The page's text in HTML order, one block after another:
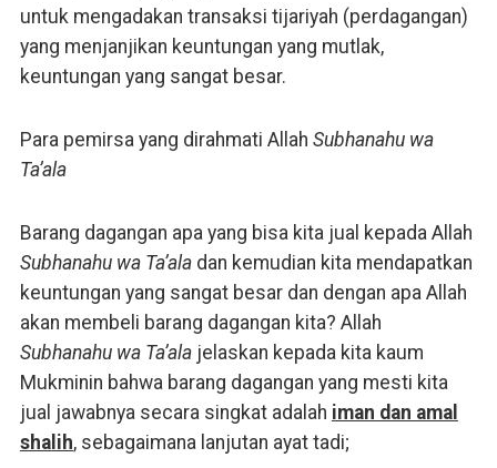
untuk mengadakan transaksi tijariyah (perdagangan)
yang menjanjikan keuntungan yang mutlak,
keuntungan yang sangat besar.
Para pemirsa yang dirahmati Allah Subhanahu wa
Ta’ala
Barang dagangan apa yang bisa kita jual kepada Allah
Subhanahu wa Ta’aladan kemudian kita mendapatkan
keuntungan yang sangat besar dan dengan apa Allah
akan membeli barang dagangan kita? Allah
Subhanahu wa Ta’alajelaskan kepada kita kaum
Mukminin bahwa barang dagangan yang mesti kita
jual jawabnya secara singkat adalah iman dan amal
shalih, sebagaimana lanjutan ayat tadi;